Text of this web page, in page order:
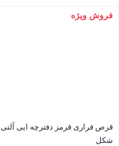
قیمت
بستن
فروش ویژه
قرص فراری قرمز دفترچه ایی آلتی
شکل